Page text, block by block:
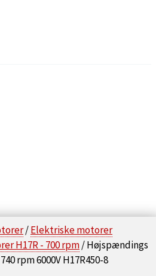
/Elektriske motorer
H17R - 700 rpm/ Højspændings
rpm 6000V H17R450-8